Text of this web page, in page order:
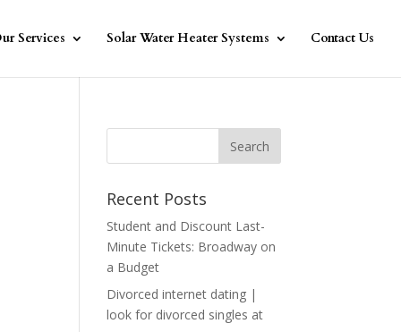
Services Solar Water Heater Systems Contact Us
Recent Posts
Student and Discount Last-
Minute Tickets: Broadway on
a Budget
Divorced internet dating |
look for divorced singles at